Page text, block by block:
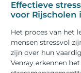
Effectieve
voor Rijscholen
Het proces van het
mensen stressvol
zijn over hun
Venray erkennen